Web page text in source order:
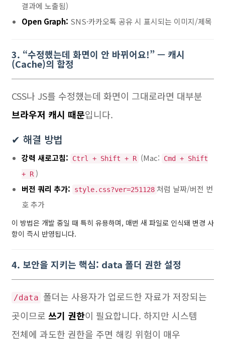
결과에 노출됨)
Open Graph: SNS·카카오톡 공유 시 표시되는 이미지/제목
3. “수정했는데 화면이 안 바뀌어요!” — 캐시
(Cache)의 함정
CSS나 JS를 수정했는데 화면이 그대로라면 대부분
브라우저 캐시 때문입니다.
✔ 해결 방법
강력 새로고침: Ctrl + Shift + R (Mac:
Cmd + Shift
+ R )
버전 쿼리 추가:
style.css?ver=251128 처럼 날짜/버전 번
호 추가
이 방법은 개발 중일 때 특히 유용하며, 매번 새 파일로 인식돼 변경 사
항이 즉시 반영됩니다.
4. 보안을 지키는 핵심: data 폴더 권한 설정
/data 폴더는 사용자가 업로드한 자료가 저장되는
곳이므로 쓰기 권한이 필요합니다. 하지만 시스템
전체에 과도한 권한을 주면 해킹 위험이 매우